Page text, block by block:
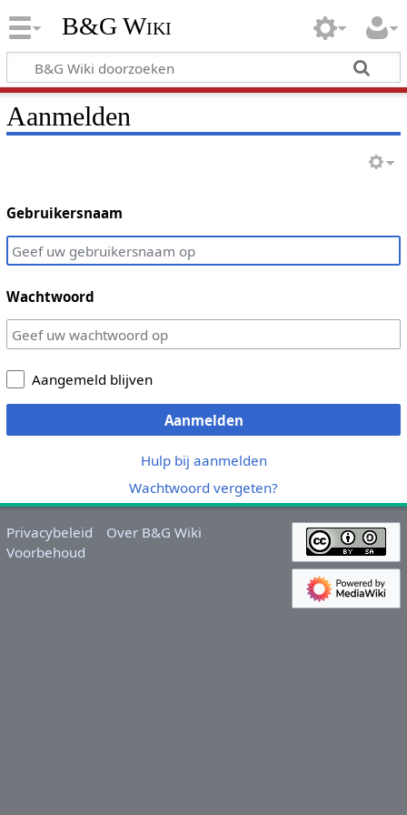
B&G Wiki
Aanmelden
Gebruikersnaam
Wachtwoord
Aangemeld blijven
Aanmelden
Hulp bij aanmelden
Wachtwoord vergeten?
Privacybeleid
Over B&G Wiki
Voorbehoud